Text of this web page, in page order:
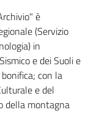
è
(Servizio
in
e dei Suoli e
con la
e del
della montagna